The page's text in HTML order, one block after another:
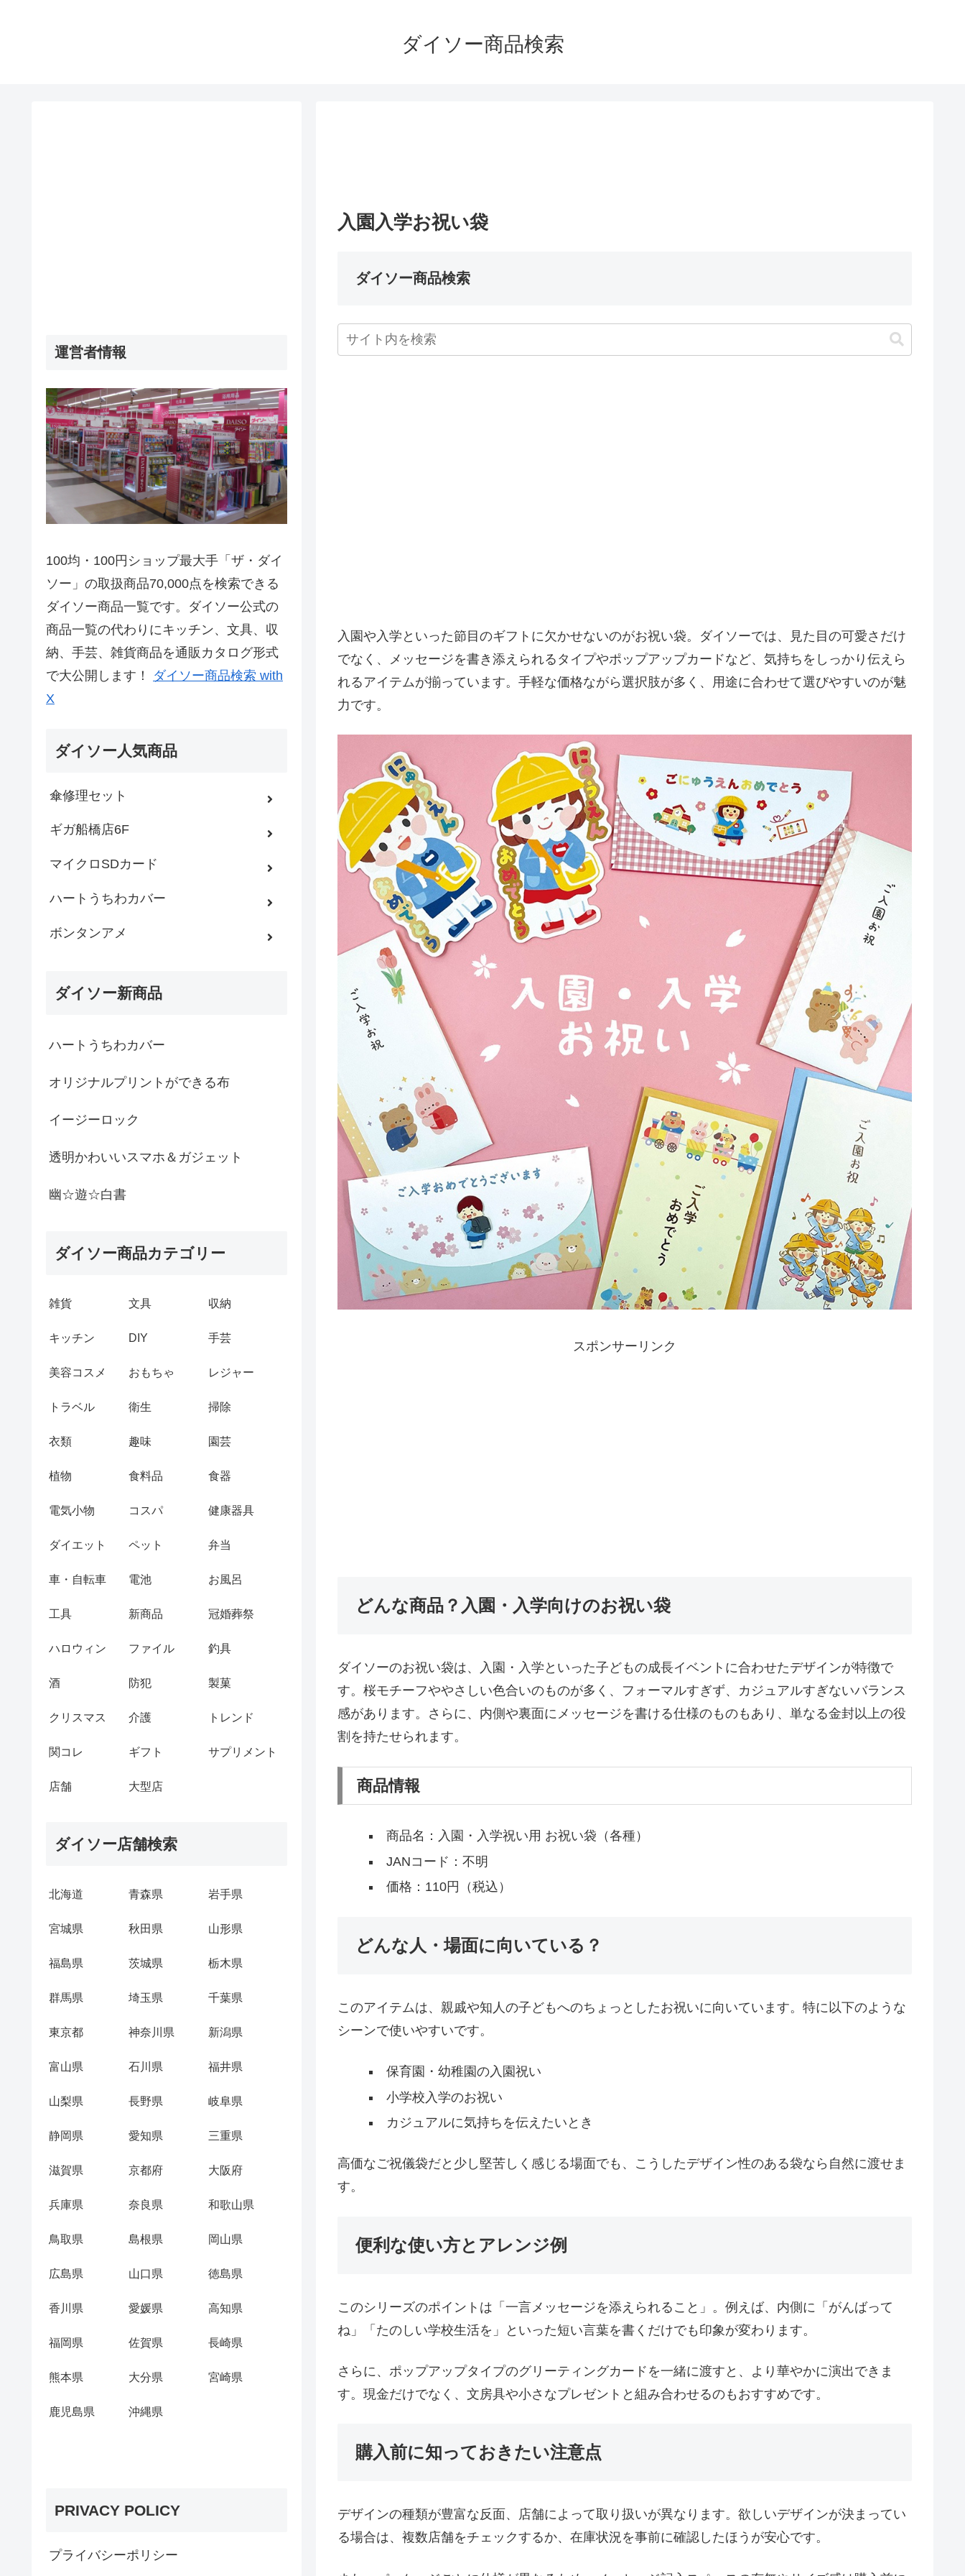
ダイソー商品検索
入園入学お祝い袋
ダイソー商品検索
入園や入学といった節目のギフトに欠かせないのがお祝い袋。ダイソーでは、見た目の可愛さだけ
でなく、メッセージを書き添えられるタイプやポップアップカードなど、気持ちをしっかり伝えら
れるアイテムが揃っています。手軽な価格ながら選択肢が多く、用途に合わせて選びやすいのが魅
力です。
スポンサーリンク
どんな商品？入園・入学向けのお祝い袋
ダイソーのお祝い袋は、入園・入学といった子どもの成長イベントに合わせたデザインが特徴で
す。桜モチーフややさしい色合いのものが多く、フォーマルすぎず、カジュアルすぎないバランス
感があります。さらに、内側や裏面にメッセージを書ける仕様のものもあり、単なる金封以上の役
割を持たせられます。
商品情報
商品名：入園・入学祝い用 お祝い袋（各種）
JANコード：不明
価格：110円（税込）
どんな人・場面に向いている？
このアイテムは、親戚や知人の子どもへのちょっとしたお祝いに向いています。特に以下のような
シーンで使いやすいです。
保育園・幼稚園の入園祝い
小学校入学のお祝い
カジュアルに気持ちを伝えたいとき
高価なご祝儀袋だと少し堅苦しく感じる場面でも、こうしたデザイン性のある袋なら自然に渡せま
す。
便利な使い方とアレンジ例
このシリーズのポイントは「一言メッセージを添えられること」。例えば、内側に「がんばって
ね」「たのしい学校生活を」といった短い言葉を書くだけでも印象が変わります。
さらに、ポップアップタイプのグリーティングカードを一緒に渡すと、より華やかに演出できま
す。現金だけでなく、文房具や小さなプレゼントと組み合わせるのもおすすめです。
購入前に知っておきたい注意点
デザインの種類が豊富な反面、店舗によって取り扱いが異なります。欲しいデザインが決まってい
る場合は、複数店舗をチェックするか、在庫状況を事前に確認したほうが安心です。
運営者情報
100均・100円ショップ最大手「ザ・ダイ
ソー」の取扱商品70,000点を検索できる
ダイソー商品一覧です。ダイソー公式の
商品一覧の代わりにキッチン、文具、収
納、手芸、雑貨商品を通販カタログ形式
で大公開します！ ダイソー商品検索 with
X
ダイソー人気商品
傘修理セット
ギガ船橋店6F
マイクロSDカード
ハートうちわカバー
ボンタンアメ
ダイソー新商品
ハートうちわカバー
オリジナルプリントができる布
イージーロック
透明かわいいスマホ＆ガジェット
幽☆遊☆白書
ダイソー商品カテゴリー
雑貨 文具 収納
キッチン DIY 手芸
美容コスメ おもちゃ レジャー
トラベル 衛生 掃除
衣類 趣味 園芸
植物 食料品 食器
電気小物 コスパ 健康器具
ダイエット ペット 弁当
車・自転車 電池 お風呂
工具 新商品 冠婚葬祭
ハロウィン ファイル 釣具
酒 防犯 製菓
クリスマス 介護 トレンド
関コレ ギフト サプリメント
店舗 大型店
ダイソー店舗検索
北海道 青森県 岩手県
宮城県 秋田県 山形県
福島県 茨城県 栃木県
群馬県 埼玉県 千葉県
東京都 神奈川県 新潟県
富山県 石川県 福井県
山梨県 長野県 岐阜県
静岡県 愛知県 三重県
滋賀県 京都府 大阪府
兵庫県 奈良県 和歌山県
鳥取県 島根県 岡山県
広島県 山口県 徳島県
香川県 愛媛県 高知県
福岡県 佐賀県 長崎県
熊本県 大分県 宮崎県
鹿児島県 沖縄県
PRIVACY POLICY
プライバシーポリシー